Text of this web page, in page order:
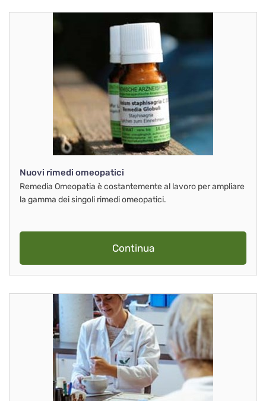
Nuovi rimedi omeopatici
Remedia Omeopatia è costantemente al lavoro per ampliare
la gamma dei singoli rimedi omeopatici.
Continua